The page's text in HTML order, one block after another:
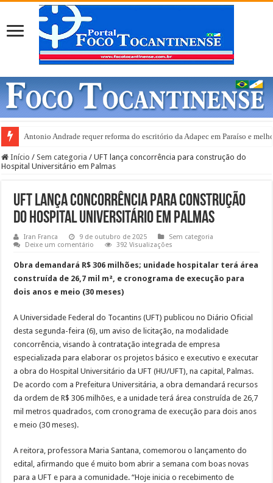
Antonio Andrade requer reforma do escritório da Adapec em Paraíso e
Gurupi e anuncia abertura de 20 leitos de UTI Covid-19
Início / Sem categoria / UFT lança concorrência para construção do
Hospital Universitário em Palmas
UFT lança concorrência para construção
do Hospital Universitário em Palmas
Iran Franca 9 de outubro de 2025
Sem categoria
Deixe um comentário
392 Visualizações
Obra demandará R$ 306 milhões; unidade hospitalar terá área
construída de 26,7 mil m², e cronograma de execução para
dois anos e meio (30 meses)
A Universidade Federal do Tocantins (UFT) publicou no Diário Oficial
desta segunda-feira (6), um aviso de licitação, na modalidade
concorrência, visando à contratação integrada de empresa
especializada para elaborar os projetos básico e executivo e executar
a obra do Hospital Universitário da UFT (HU/UFT), na capital, Palmas.
De acordo com a Prefeitura Universitária, a obra demandará recursos
da ordem de R$ 306 milhões, e a unidade terá área construída de 26,7
mil metros quadrados, com cronograma de execução para dois anos
e meio (30 meses).
A reitora, professora Maria Santana, comemorou o lançamento do
edital, afirmando que é muito bom abrir a semana com boas novas
para a UFT e para a comunidade. “Hoje inicia o recebimento de